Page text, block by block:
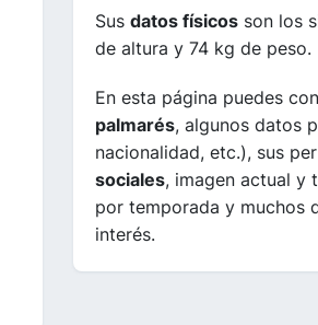
Sus datos físicos son los
de altura y 74 kg de peso.
En esta página puedes
palmarés, algunos datos
nacionalidad, etc.), sus
sociales, imagen actual y
por temporada y muchos
interés.